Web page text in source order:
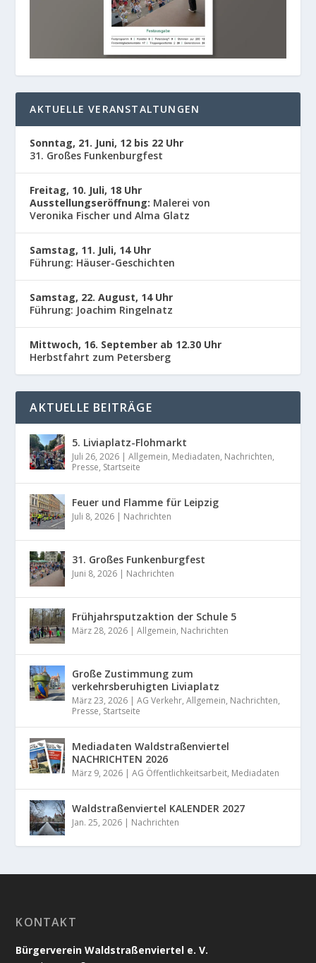
AKTUELLE VERANSTALTUNGEN
Sonntag, 21. Juni, 12 bis 22 Uhr
31. Großes Funkenburgfest
Freitag, 10. Juli, 18 Uhr
Ausstellungseröffnung: Malerei von
Veronika Fischer und Alma Glatz
Samstag, 11. Juli, 14 Uhr
Führung: Häuser-Geschichten
Samstag, 22. August, 14 Uhr
Führung: Joachim Ringelnatz
Mittwoch, 16. September ab 12.30 Uhr
Herbstfahrt zum Petersberg
AKTUELLE BEITRÄGE
5. Liviaplatz-Flohmarkt
Juli 26, 2026 |Allgemein, Mediadaten, Nachrichten,
Presse, Startseite
Feuer und Flamme für Leipzig
Juli 8, 2026 Nachrichten
31. Großes Funkenburgfest
Juni 8, 2026 Nachrichten
Frühjahrsputzaktion der Schule 5
März 28, 2026 |Allgemein, Nachrichten
Große Zustimmung zum
verkehrsberuhigten Liviaplatz
März 23, 2026 |AG Verkehr,Allgemein, Nachrichten,
Presse, Startseite
Mediadaten Waldstraßenviertel
NACHRICHTEN 2026
März 9, 2026 |AG Öffentlichkeitsarbeit, Mediadaten
Waldstraßenviertel KALENDER 2027
Jan. 25, 2026 Nachrichten
KONTAKT
Bürgerverein Waldstraßenviertel e. V.